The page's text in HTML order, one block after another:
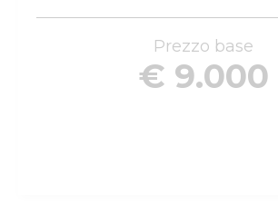
Prezzo base
€ 9.000